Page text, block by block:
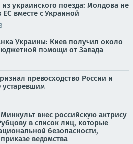
украинского поезда: Молдова не
ЕС вместе с Украиной
Украины: Киев получил около
помощи от Запада
превосходство России и
устаревшим
внес российскую актрису
в список лиц, которые
безопасности,
ведомства